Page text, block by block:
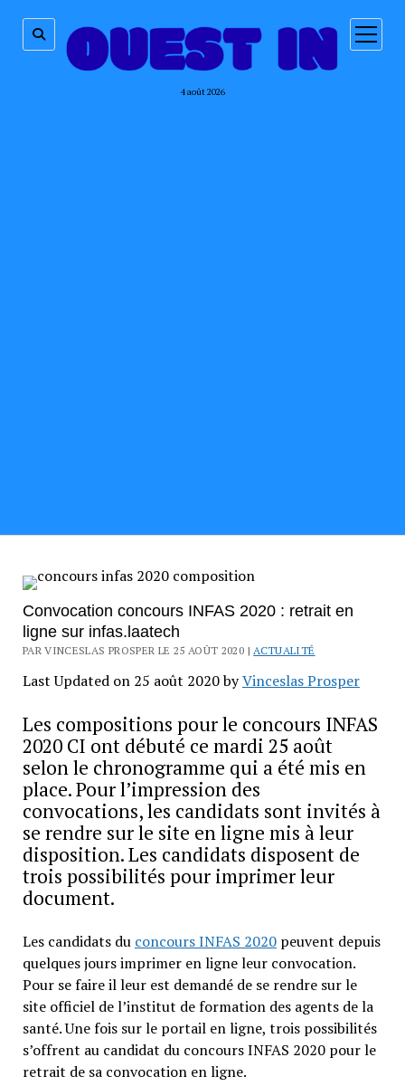
4 août 2026
ouvrir
menu
Convocation concours INFAS 2020 : retrait en
ligne sur infas.laatech
PAR VINCESLAS PROSPER LE 25 AOÛT 2020 | ACTUALITÉ
Last Updated on 25 août 2020 byVinceslas Prosper
Les compositions pour le concours INFAS
2020 CI ont débuté ce mardi 25 août
selon le chronogramme qui a été mis en
place. Pour l’impression des
convocations, les candidats sont invités à
se rendre sur le site en ligne mis à leur
disposition. Les candidats disposent de
trois possibilités pour imprimer leur
document.
Les candidats du concours INFAS 2020peuvent depuis
quelques jours imprimer en ligne leur convocation.
Pour se faire il leur est demandé de se rendre sur le
site officiel de l’institut de formation des agents de la
santé. Une fois sur le portail en ligne, trois possibilités
s’offrent au candidat du concours INFAS 2020 pour le
retrait de sa convocation en ligne.